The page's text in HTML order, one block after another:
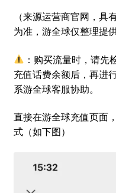
（来源运营商官网，
为准，游全球仅整理提
：购买流量时，请先
充值话费余额后，再进
系游全球客服协助。
直接在游全球充值页面
式（如下图）